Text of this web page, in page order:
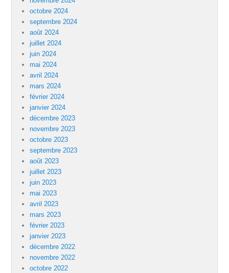
octobre 2024
septembre 2024
août 2024
juillet 2024
juin 2024
mai 2024
avril 2024
mars 2024
février 2024
janvier 2024
décembre 2023
novembre 2023
octobre 2023
septembre 2023
août 2023
juillet 2023
juin 2023
mai 2023
avril 2023
mars 2023
février 2023
janvier 2023
décembre 2022
novembre 2022
octobre 2022